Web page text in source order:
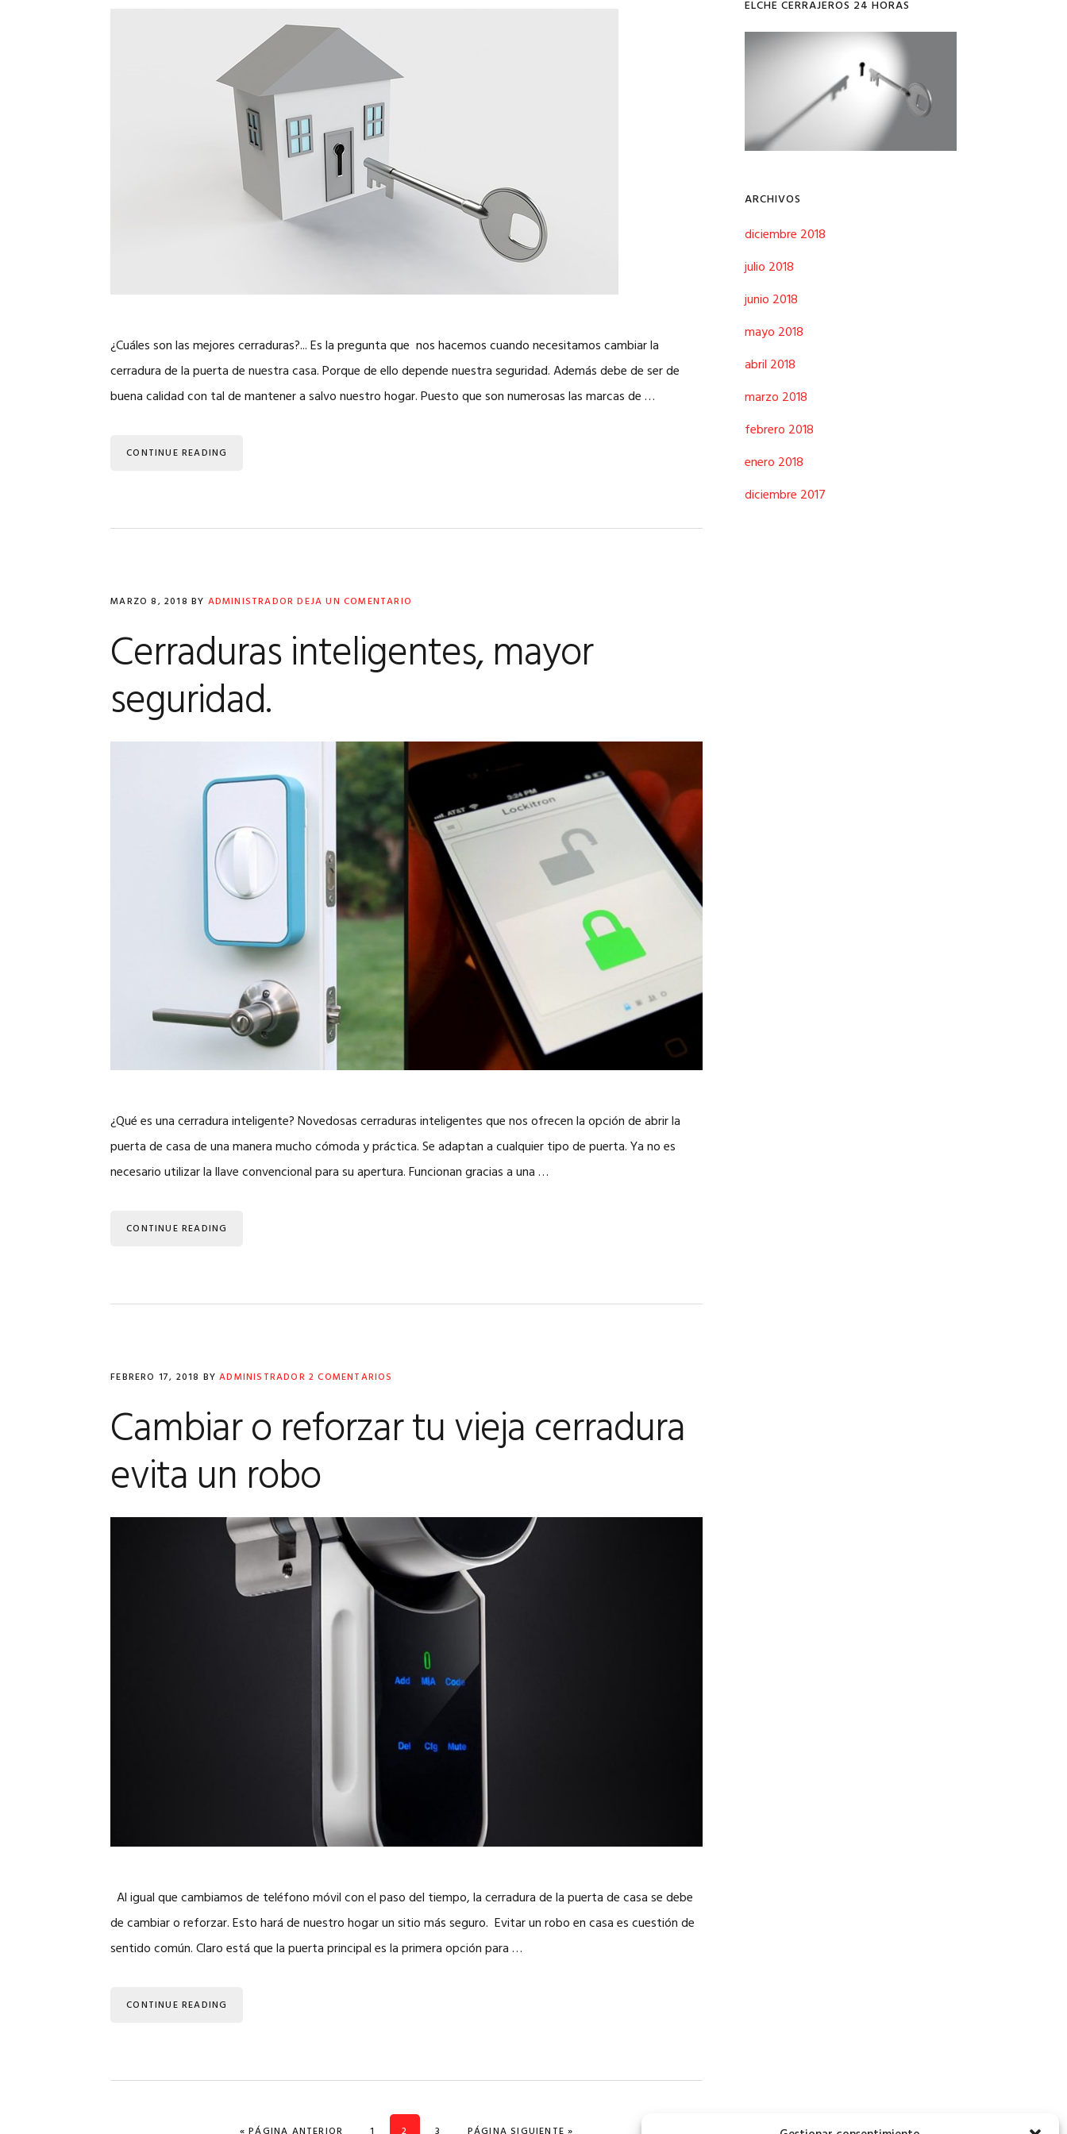
¿Cuáles son las mejores cerraduras?... Es la pregunta que nos hacemos cuando necesitamos cambiar la
cerradura de la puerta de nuestra casa. Porque de ello depende nuestra seguridad. Además debe de ser de
buena calidad con tal de mantener a salvo nuestro hogar. Puesto que son numerosas las marcas de …
CONTINUE READING
MARZO 8, 2018 BY ADMINISTRADOR DEJA UN COMENTARIO
Cerraduras inteligentes, mayor
seguridad.
¿Qué es una cerradura inteligente? Novedosas cerraduras inteligentes que nos ofrecen la opción de abrir la
puerta de casa de una manera mucho cómoda y práctica. Se adaptan a cualquier tipo de puerta. Ya no es
necesario utilizar la llave convencional para su apertura. Funcionan gracias a una …
CONTINUE READING
FEBRERO 17, 2018 BYADMINISTRADOR 2 COMENTARIOS
Cambiar o reforzar tu vieja cerradura
evita un robo
Al igual que cambiamos de teléfono móvil con el paso del tiempo, la cerradura de la puerta de casa se debe
de cambiar o reforzar. Esto hará de nuestro hogar un sitio más seguro. Evitar un robo en casa es cuestión de
sentido común. Claro está que la puerta principal es la primera opción para …
CONTINUE READING
IR A LA PÁGINAPÁGINAPÁGINAIR A LA
ELCHE CERRAJEROS 24 HORAS
ARCHIVOS
diciembre 2018
julio 2018
junio 2018
mayo 2018
abril 2018
marzo 2018
febrero 2018
enero 2018
diciembre 2017